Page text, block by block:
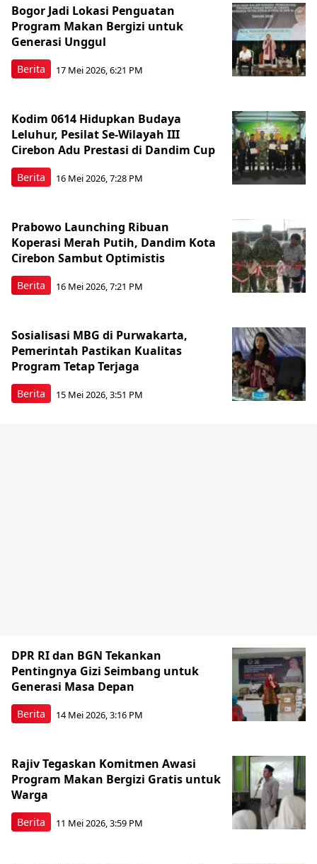
Berita
Bogor Jadi Lokasi Penguatan
Program Makan Bergizi untuk
Generasi Unggul
17 Mei 2026, 6:21 PM
Berita
Kodim 0614 Hidupkan Budaya
Leluhur, Pesilat Se-Wilayah III
Cirebon Adu Prestasi di Dandim Cup
16 Mei 2026, 7:28 PM
Berita
Prabowo Launching Ribuan
Koperasi Merah Putih, Dandim Kota
Cirebon Sambut Optimistis
16 Mei 2026, 7:21 PM
Berita
Sosialisasi MBG di Purwakarta,
Pemerintah Pastikan Kualitas
Program Tetap Terjaga
15 Mei 2026, 3:51 PM
Berita
DPR RI dan BGN Tekankan
Pentingnya Gizi Seimbang untuk
Generasi Masa Depan
14 Mei 2026, 3:16 PM
Berita
Rajiv Tegaskan Komitmen Awasi
Program Makan Bergizi Gratis untuk
Warga
11 Mei 2026, 3:59 PM